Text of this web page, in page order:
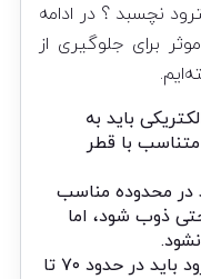
نچسبد ؟ در ادامه
برای جلوگیری از
باید به
با قطر
در محدوده مناسب
ذوب شود، اما
زاویه الکترود باید در حدود ۷۰ تا